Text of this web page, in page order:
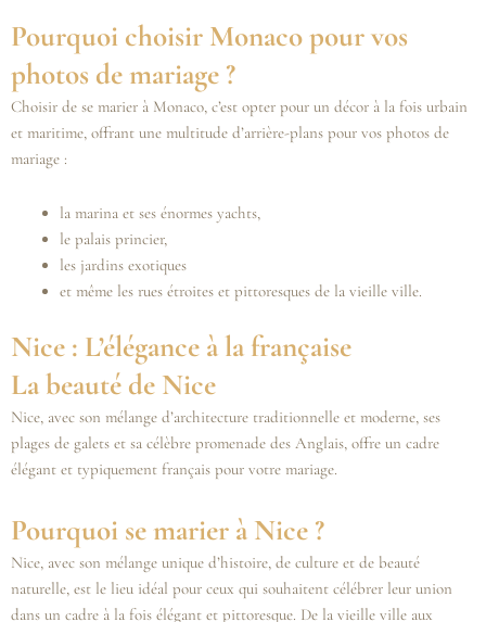
Pourquoi choisir Monaco pour vos
photos de mariage ?
Choisir de se marier à Monaco, c’est opter pour un décor à la fois urbain
et maritime, offrant une multitude d’arrière-plans pour vos photos de
mariage :
la marina et ses énormes yachts,
le palais princier,
les jardins exotiques
et même les rues étroites et pittoresques de la vieille ville.
Nice : L’élégance à la française
La beauté de Nice
Nice, avec son mélange d’architecture traditionnelle et moderne, ses
plages de galets et sa célèbre promenade des Anglais, offre un cadre
élégant et typiquement français pour votre mariage.
Pourquoi se marier à Nice ?
Nice, avec son mélange unique d’histoire, de culture et de beauté
naturelle, est le lieu idéal pour ceux qui souhaitent célébrer leur union
dans un cadre à la fois élégant et pittoresque. De la vieille ville aux